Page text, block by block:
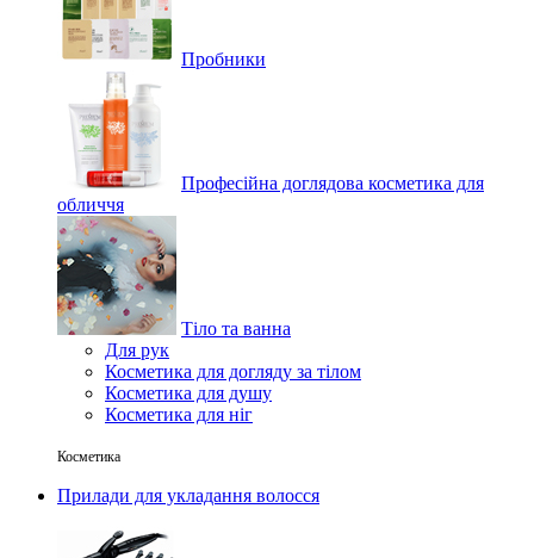
Пробники
Професійна доглядова косметика для
обличчя
Тіло та ванна
Для рук
Косметика для догляду за тілом
Косметика для душу
Косметика для ніг
Косметика
Прилади для укладання волосся